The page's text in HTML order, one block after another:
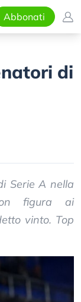
Abbonati
di
Serie A nella
figura ai
vinto. Top